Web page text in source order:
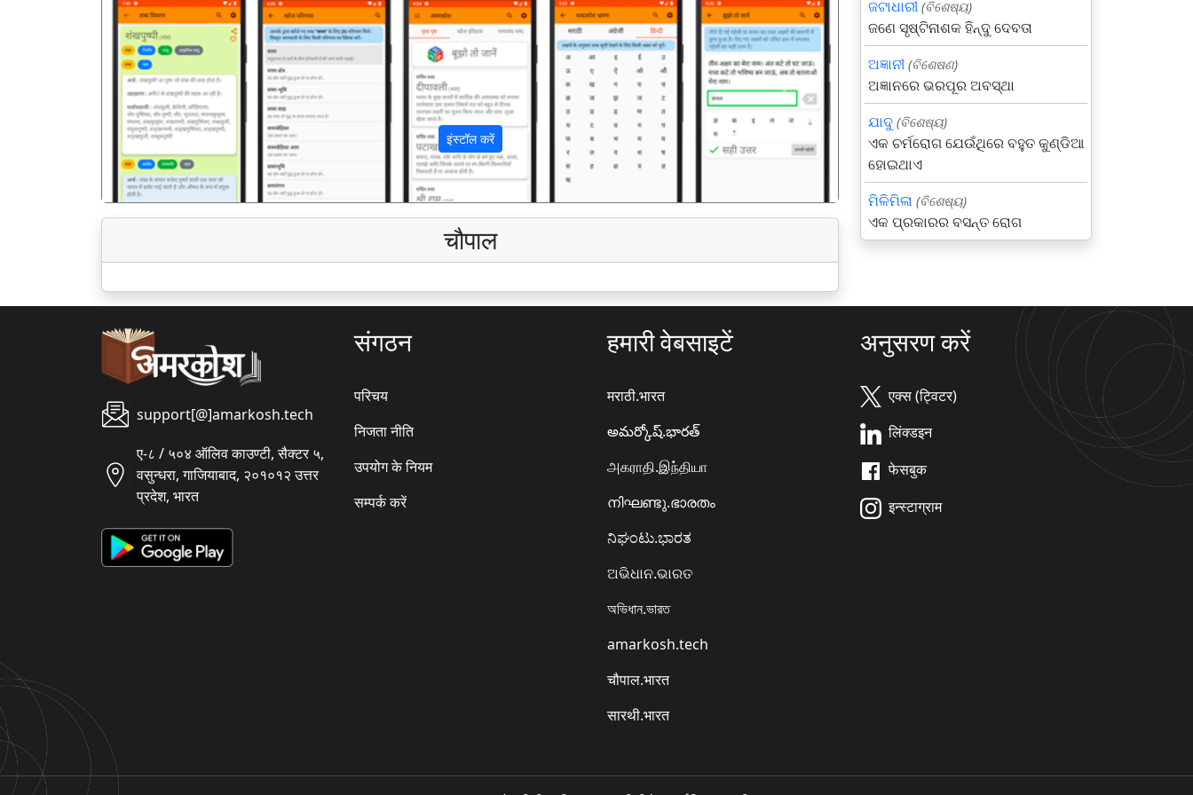
इंस्टॉल करें
पिछला अगला
चौपाल
ଜଟାଧାରୀ (ବିଶେଷ୍ୟ)
ଜଣେ ସୃଷ୍ଟିନାଶକ ହିନ୍ଦୁ ଦେବତା
ଅଜ୍ଞାନୀ (ବିଶେଷଣ)
ଅଜ୍ଞାନରେ ଭରପୂର ଅବସ୍ଥା
ଯାଦୁ (ବିଶେଷ୍ୟ)
ଏକ ଚର୍ମରୋଗ ଯେଉଁଥିରେ ବହୁତ କୁଣ୍ଡିଆ
ହୋଇଥାଏ
ମିଳିମିଳା (ବିଶେଷ୍ୟ)
ଏକ ପ୍ରକାରର ବସନ୍ତ ରୋଗ
support[@]amarkosh.tech
ए-८ / ५०४ ऑलिव काउण्टी, सैक्टर ५,
वसुन्धरा, गाजियाबाद, २०१०१२ उत्तर
प्रदेश, भारत
संगठन
परिचय
निजता नीति
उपयोग के नियम
सम्पर्क करें
हमारी वेबसाइटें
मराठी.भारत
అమర్కోష్.భారత్
அகராதி.இந்தியா
നിഘണ്ടു.ഭാരതം
ನಿಘಂಟು.ಭಾರತ
ଅଭିଧାନ.ଭାରତ
অভিধান.ভারত
amarkosh.tech
चौपाल.भारत
सारथी.भारत
अनुसरण करें
एक्स (ट्विटर)
लिंक्डइन
फेसबुक
इन्स्टाग्राम